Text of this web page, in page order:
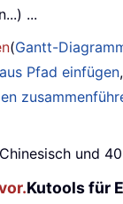
...
(Gantt-
Pfad einfügen
und
Kutools für